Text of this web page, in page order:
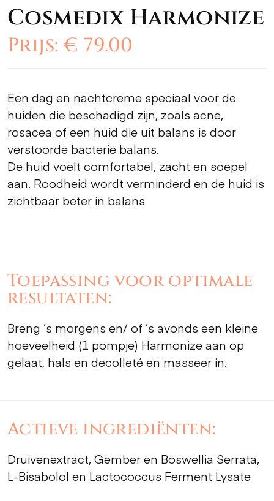
Cosmedix Harmonize
Prijs: € 79.00
Een dag en nachtcreme speciaal voor de
huiden die beschadigd zijn, zoals acne,
rosacea of een huid die uit balans is door
verstoorde bacterie balans.
De huid voelt comfortabel, zacht en soepel
aan. Roodheid wordt verminderd en de huid is
zichtbaar beter in balans
Toepassing voor optimale
resultaten:
Breng ’s morgens en/ of ’s avonds een kleine
hoeveelheid (1 pompje) Harmonize aan op
gelaat, hals en decolleté en masseer in.
Actieve ingrediënten:
Druivenextract, Gember en Boswellia Serrata,
L-Bisabolol en Lactococcus Ferment Lysate